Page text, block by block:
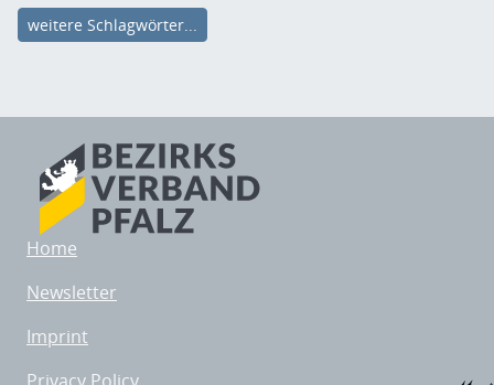
weitere Schlagwörter...
Home
Newsletter
Imprint